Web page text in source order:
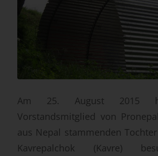
Am 25. August 2015
Vorstandsmitglied von
aus Nepal stammenden
Kavrepalchok (Kavre)